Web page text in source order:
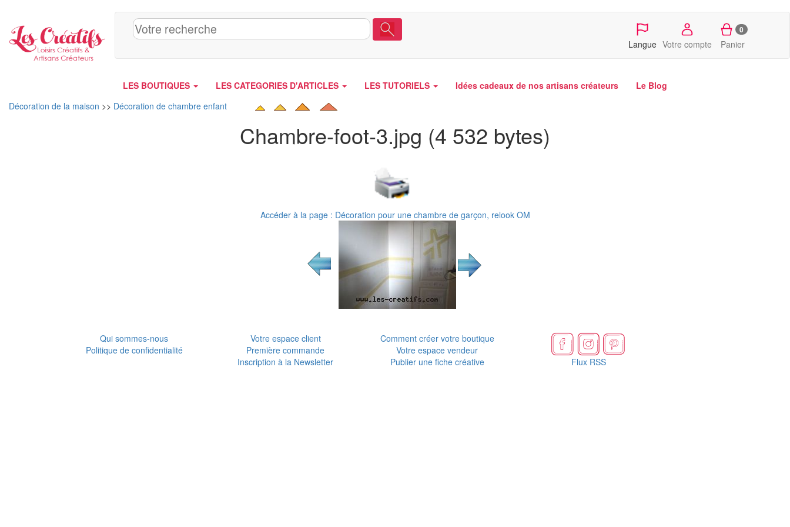
Langue Votre compte
0
Panier
LES BOUTIQUES LES CATEGORIES D'ARTICLES LES TUTORIELS Idées cadeaux de nos artisans créateurs
Le Blog
Décoration de la maison >> Décoration de chambre enfant
Chambre-foot-3.jpg (4 532 bytes)
Accéder à la page : Décoration pour une chambre de garçon, relook OM
Qui sommes-nous
Politique de confidentialité
Votre espace client
Première commande
Inscription à la Newsletter
Comment créer votre boutique
Votre espace vendeur
Publier une fiche créative
Flux RSS